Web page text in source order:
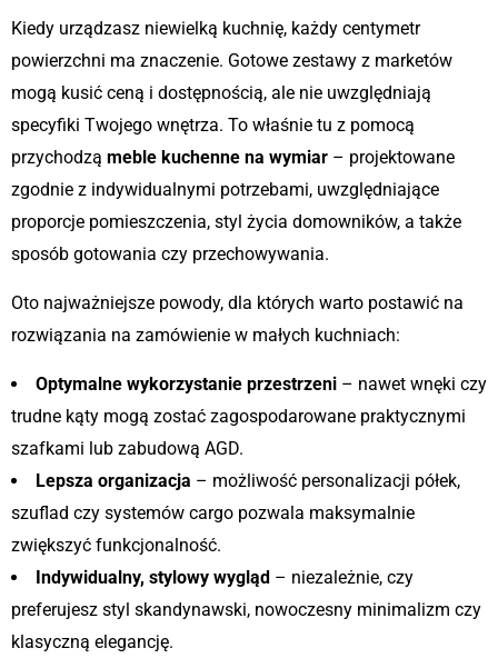
Kiedy urządzasz niewielką kuchnię, każdy centymetr
powierzchni ma znaczenie. Gotowe zestawy z marketów
mogą kusić ceną i dostępnością, ale nie uwzględniają
specyfiki Twojego wnętrza. To właśnie tu z pomocą
przychodzą meble kuchenne na wymiar – projektowane
zgodnie z indywidualnymi potrzebami, uwzględniające
proporcje pomieszczenia, styl życia domowników, a także
sposób gotowania czy przechowywania.
Oto najważniejsze powody, dla których warto postawić na
rozwiązania na zamówienie w małych kuchniach:
Optymalne wykorzystanie przestrzeni – nawet wnęki czy
trudne kąty mogą zostać zagospodarowane praktycznymi
szafkami lub zabudową AGD.
Lepsza organizacja – możliwość personalizacji półek,
szuflad czy systemów cargo pozwala maksymalnie
zwiększyć funkcjonalność.
Indywidualny, stylowy wygląd – niezależnie, czy
preferujesz styl skandynawski, nowoczesny minimalizm czy
klasyczną elegancję.